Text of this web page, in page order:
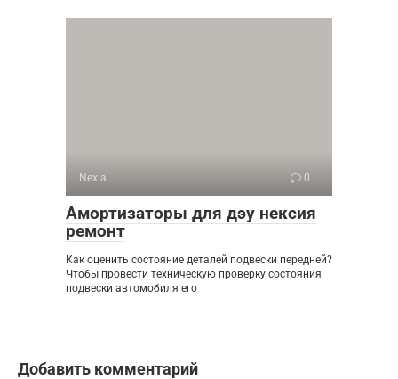
Nexia 0
Амортизаторы для дэу нексия
ремонт
Как оценить состояние деталей подвески передней?
Чтобы провести техническую проверку состояния
подвески автомобиля его
Добавить комментарий